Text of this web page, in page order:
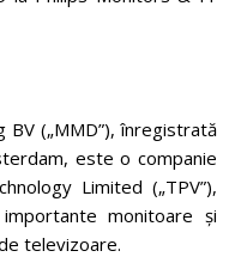
(„MMD”), înregistrată
este o companie
Limited („TPV”),
monitoare și
televizoare.